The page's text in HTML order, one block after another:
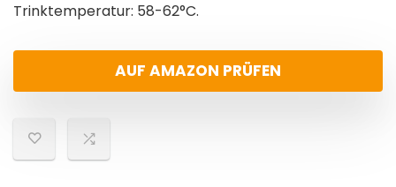
Trinktemperatur: 58-62°C.
AUF AMAZON PRÜFEN